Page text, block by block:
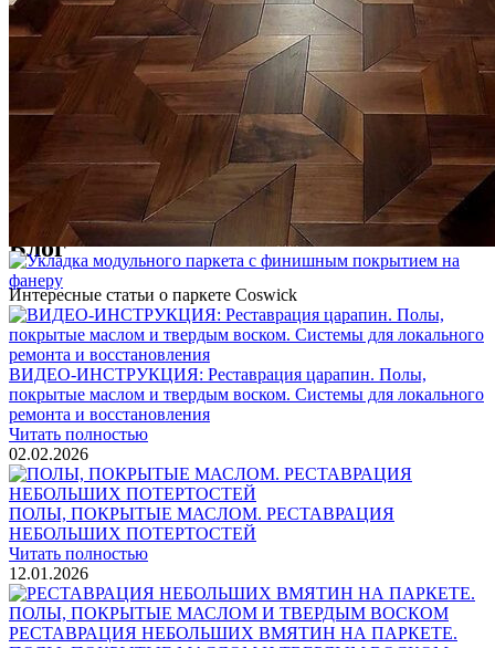
Услуги по реставрации паркета
1 500 ₽
Блог
Интересные статьи о паркете Coswick
ВИДЕО-ИНСТРУКЦИЯ: Реставрация царапин. Полы,
покрытые маслом и твердым воском. Системы для локального
ремонта и восстановления
Читать полностью
02.02.2026
ПОЛЫ, ПОКРЫТЫЕ МАСЛОМ. РЕСТАВРАЦИЯ
НЕБОЛЬШИХ ПОТЕРТОСТЕЙ
Читать полностью
12.01.2026
РЕСТАВРАЦИЯ НЕБОЛЬШИХ ВМЯТИН НА ПАРКЕТЕ.